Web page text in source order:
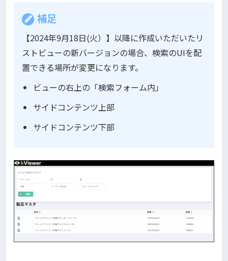
補足
【2024年9月18日(火）】以降に作成いただいたリ
ストビューの新バージョンの場合、検索のUIを配
置できる場所が変更になります。
ビューの右上の「検索フォーム内」
サイドコンテンツ上部
サイドコンテンツ下部